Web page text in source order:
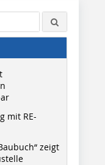
mit RE-
zeigt